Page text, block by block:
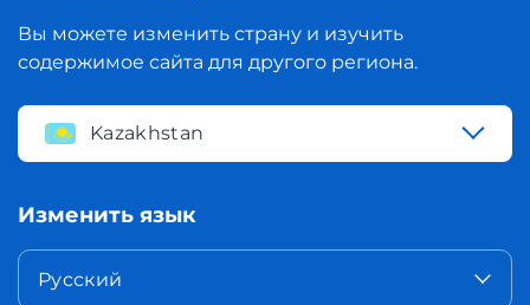
Вы можете изменить страну и изучить
содержимое сайта для другого региона.
Kazakhstan
Изменить язык
Русский